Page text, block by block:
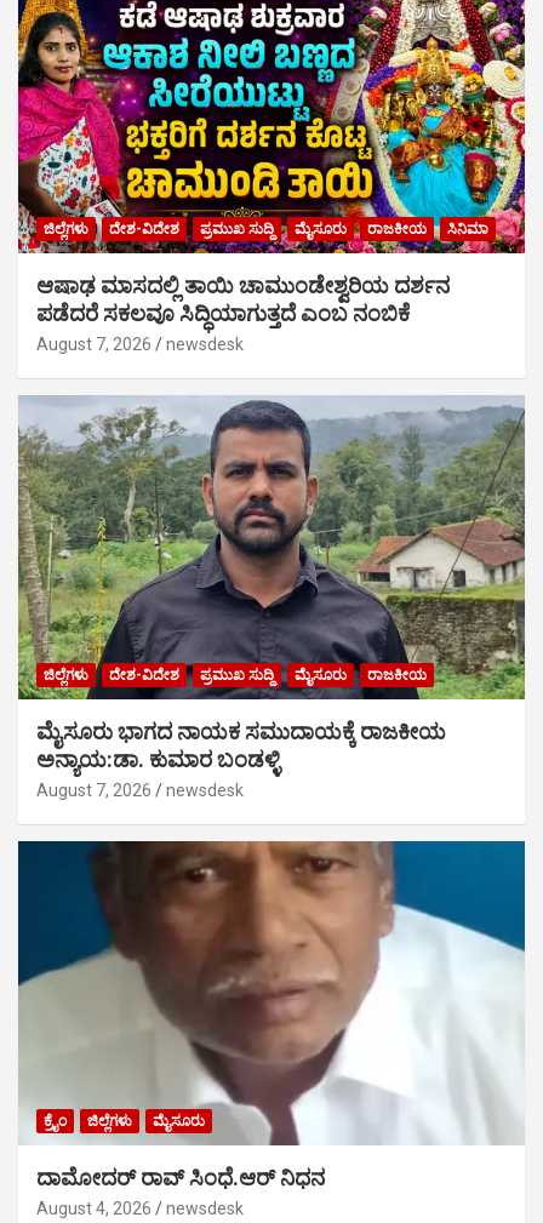
ಜಿಲ್ಲೆಗಳು ದೇಶ-ವಿದೇಶ ಪ್ರಮುಖ ಸುದ್ದಿ ಮೈಸೂರು ರಾಜಕೀಯ ಸಿನಿಮಾ
ಆಷಾಢ ಮಾಸದಲ್ಲಿ ತಾಯಿ ಚಾಮುಂಡೇಶ್ವರಿಯ ದರ್ಶನ
ಪಡೆದರೆ ಸಕಲವೂ ಸಿದ್ಧಿಯಾಗುತ್ತದೆ ಎಂಬ ನಂಬಿಕೆ
August 7, 2026 newsdesk
ಜಿಲ್ಲೆಗಳು ದೇಶ-ವಿದೇಶ ಪ್ರಮುಖ ಸುದ್ದಿ ಮೈಸೂರು ರಾಜಕೀಯ
ಮೈಸೂರು ಭಾಗದ ನಾಯಕ ಸಮುದಾಯಕ್ಕೆ ರಾಜಕೀಯ
ಅನ್ಯಾಯ:ಡಾ. ಕುಮಾರ ಬಂಡಳ್ಳಿ
August 7, 2026 newsdesk
ಕ್ರೈಂ ಜಿಲ್ಲೆಗಳು ಮೈಸೂರು
ದಾಮೋದರ್ ರಾವ್ ಸಿಂಧೆ.ಆರ್ ನಿಧನ
August 4, 2026 newsdesk